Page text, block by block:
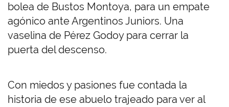
bolea de Bustos Montoya, para un empate
agónico ante Argentinos Juniors. Una
vaselina de Pérez Godoy para cerrar la
puerta del descenso.
Con miedos y pasiones fue contada la
historia de ese abuelo trajeado para ver al